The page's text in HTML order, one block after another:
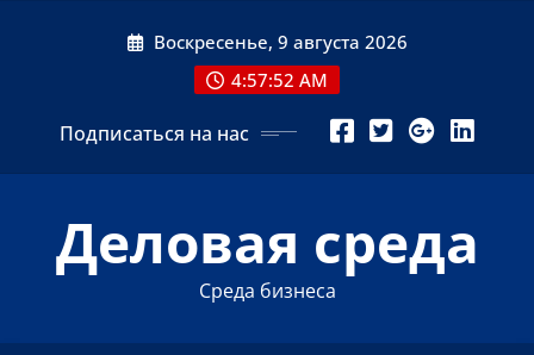
Воскресенье, 9 августа 2026
4:57:52 AM
Подписаться на нас
Деловая среда
Среда бизнеса